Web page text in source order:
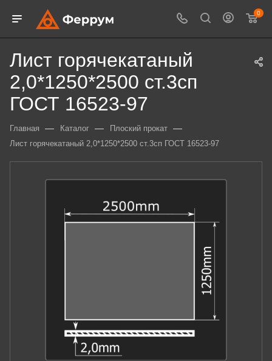
0
Лист горячекатаный
2,0*1250*2500 ст.3сп
ГОСТ 16523-97
Главная — Каталог — Плоский прокат —
Лист горячекатаный 2,0*1250*2500 ст.3сп ГОСТ 16523-97